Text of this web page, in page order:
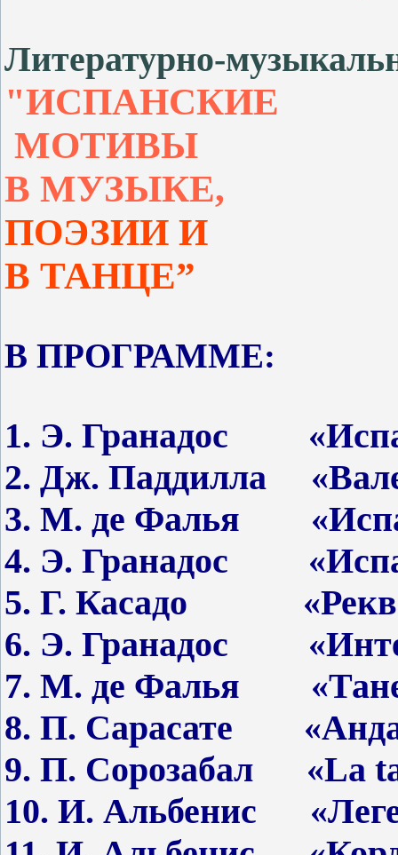
Литературно-
"ИСПАНСКИЕ
МОТИВЫ
В МУЗЫКЕ,
ПОЭЗИИ И
В ТАНЦЕ”
В ПРОГРАММЕ:
1. Э. Гранадос
2. Дж. Паддилла
3. М. де Фалья
4. Э. Гранадос
5. Г. Касадо
6. Э. Гранадос
7. М. де Фалья
8. П. Сарасате
9. П. Сорозабал «La
10. И. Альбенис